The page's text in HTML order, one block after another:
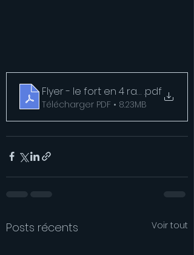
Flyer - le fort en 4 raquettes -
.pdf
Télécharger PDF • 8.23MB
Posts récents Voir tout